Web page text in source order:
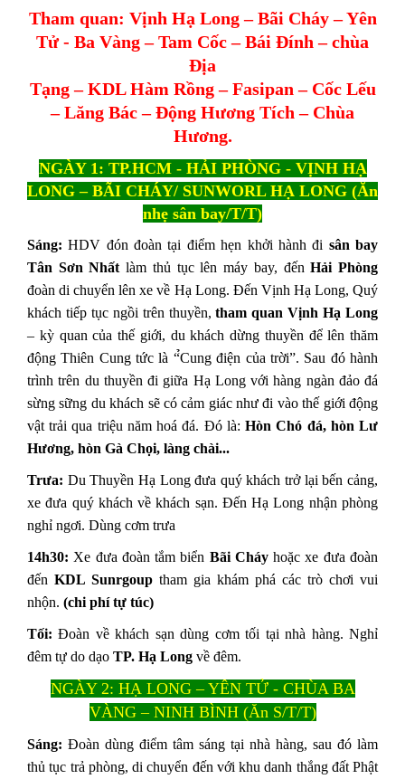
Tham quan: Vịnh Hạ Long – Bãi Cháy – Yên
Tử - Ba Vàng – Tam Cốc – Bái Đính – chùa
Địa
Tạng – KDL Hàm Rồng – Fasipan – Cốc Lếu
– Lăng Bác – Động Hương Tích – Chùa
Hương.
NGÀY 1: TP.HCM - HẢI PHÒNG - VỊNH HẠ
LONG – BÃI CHÁY/ SUNWORL HẠ LONG (Ăn
nhẹ sân bay/T/T)
Sáng: HDV đón đoàn tại điểm hẹn khởi hành đi sân bay
Tân Sơn Nhất làm thủ tục lên máy bay, đếnHải Phòng
đoàn di chuyển lên xe về Hạ Long. Đến Vịnh Hạ Long, Quý
khách tiếp tục ngồi trên thuyền, tham quan Vịnh Hạ Long
– kỳ quan của thế giới, du khách dừng thuyền để lên thăm
động Thiên Cung tức là “̉Cung điện của trời”. Sau đó hành
trình trên du thuyền đi giữa Hạ Long với hàng ngàn đảo đá
sừng sững du khách sẽ có cảm giác như đi vào thế giới động
vật trải qua triệu năm hoá đá. Đó là: Hòn Chó đá, hòn Lư
Hương, hòn Gà Chọi, làng chài...
Trưa: Du Thuyền Hạ Long đưa quý khách trở lại bến cảng,
xe đưa quý khách về khách sạn. Đến Hạ Long nhận phòng
nghỉ ngơi. Dùng cơm trưa
14h30: Xe đưa đoàn tắm biển Bãi Cháyhoặc xe đưa đoàn
đến KDL Sunrgoup tham gia khám phá các trò chơi vui
nhộn. (chi phí tự túc)
Tối:Đoàn về khách sạn dùng cơm tối tại nhà hàng. Nghỉ
đêm tự do dạo TP. Hạ Long về đêm.
NGÀY 2: HẠ LONG – YÊN TỬ - CHÙA BA
VÀNG – NINH BÌNH (Ăn S/T/T)
Sáng: Đoàn dùng điểm tâm sáng tại nhà hàng, sau đó làm
thủ tục trả phòng, di chuyển đến với khu danh thắng đất Phật